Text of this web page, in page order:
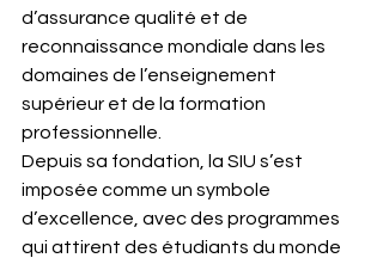
d’assurance qualité et de
reconnaissance mondiale dans les
domaines de l’enseignement
supérieur et de la formation
professionnelle.
Depuis sa fondation, la SIU s’est
imposée comme un symbole
d’excellence, avec des programmes
qui attirent des étudiants du monde